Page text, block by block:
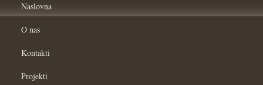
Naslovna
O nas
Kontakti
Projekti